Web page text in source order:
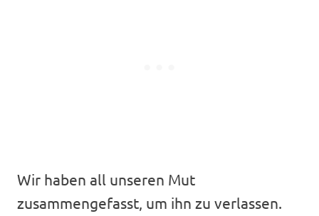
Wir haben all unseren Mut
zusammengefasst, um ihn zu verlassen.